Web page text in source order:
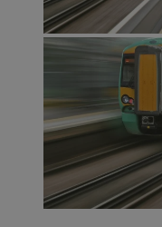
można
Nazwa
SessID
QeSessID
MvSessID